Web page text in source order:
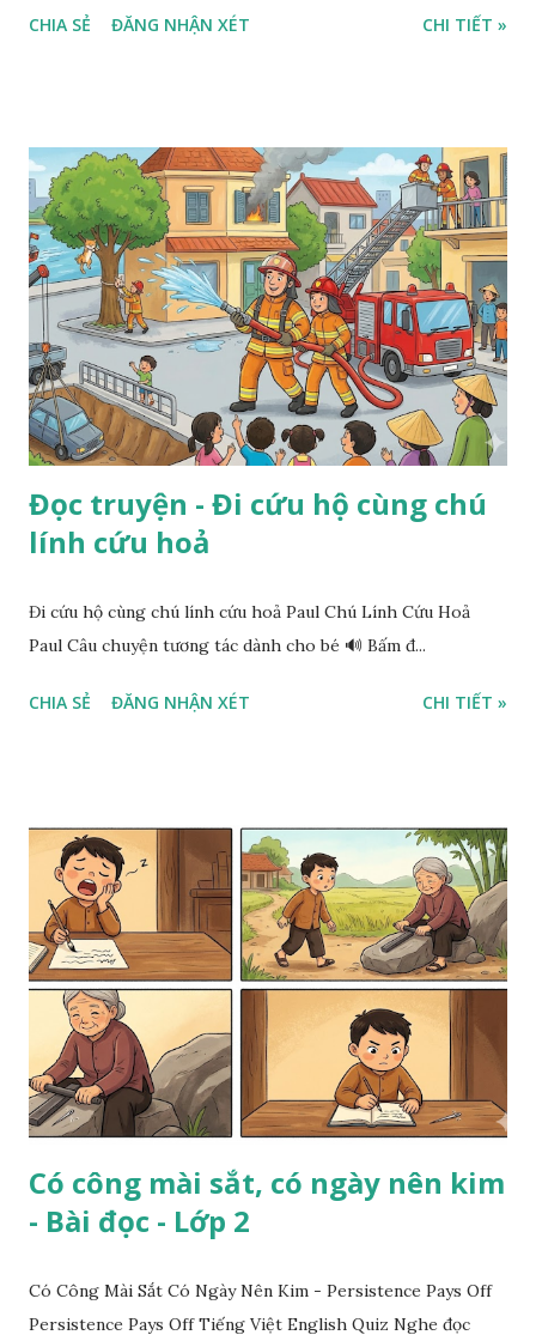
CHIA SẺ ĐĂNG NHẬN XÉT CHI TIẾT »
Đọc truyện - Đi cứu hộ cùng chú
lính cứu hoả
Đi cứu hộ cùng chú lính cứu hoả Paul Chú Lính Cứu Hoả
Paul Câu chuyện tương tác dành cho bé 🔊 Bấm đ...
CHIA SẺ ĐĂNG NHẬN XÉT CHI TIẾT »
Có công mài sắt, có ngày nên kim
- Bài đọc - Lớp 2
Có Công Mài Sắt Có Ngày Nên Kim - Persistence Pays Off
Persistence Pays Off Tiếng Việt English Quiz Nghe đọc